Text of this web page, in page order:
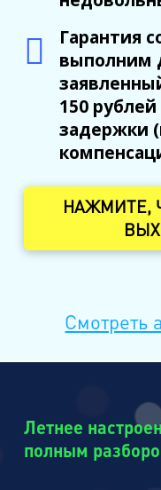
Гарантия
выполним
150
задержки
НАЖМИТЕ,
Смотреть
Летнее
полным